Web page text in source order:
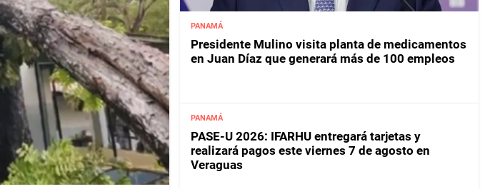
PANAMÁ
Presidente Mulino visita planta de medicamentos
en Juan Díaz que generará más de 100 empleos
PANAMÁ
PASE-U 2026: IFARHU entregará tarjetas y
realizará pagos este viernes 7 de agosto en
Veraguas